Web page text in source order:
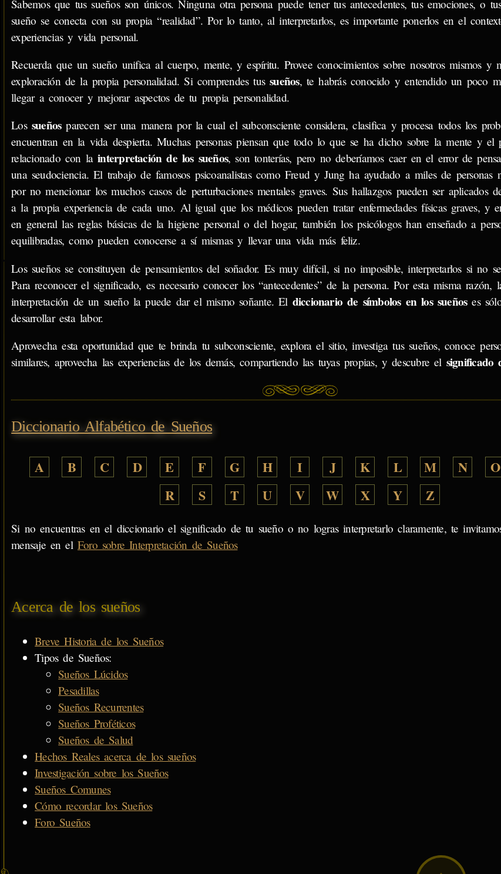
Sabemos que tus sueños son únicos. Ninguna otra persona puede tener tus antecedentes, tus emociones, o
sueño se conecta con su propia “realidad”. Por lo tanto, al interpretarlos, es importante ponerlos en el
experiencias y vida personal.
Recuerda que un sueño unifica al cuerpo, mente, y espíritu. Provee conocimientos sobre nosotros mismos y
exploración de la propia personalidad. Si comprendes tussueños, te habrás conocido y entendido un poco
llegar a conocer y mejorar aspectos de tu propia personalidad.
Los sueñosparecen ser una manera por la cual el subconsciente considera, clasifica y procesa todos los
encuentran en la vida despierta. Muchas personas piensan que todo lo que se ha dicho sobre la mente y el
relacionado con lainterpretación de los sueños, son tonterías, pero no deberíamos caer en el error de
una seudociencia. El trabajo de famosos psicoanalistas como Freud y Jung ha ayudado a miles de personas
por no mencionar los muchos casos de perturbaciones mentales graves. Sus hallazgos pueden ser aplicados
a la propia experiencia de cada uno. Al igual que los médicos pueden tratar enfermedades físicas graves, y
en general las reglas básicas de la higiene personal o del hogar, también los psicólogos han enseñado a
equilibradas, como pueden conocerse a sí mismas y llevar una vida más feliz.
Los sueños se constituyen de pensamientos del soñador. Es muy difícil, si no imposible, interpretarlos si no
Para reconocer el significado, es necesario conocer los “antecedentes” de la persona. Por esta misma razón,
interpretación de un sueño la puede dar el mismo soñante. El diccionario de símbolos en los sueñoses
desarrollar esta labor.
Aprovecha esta oportunidad que te brinda tu subconsciente, explora el sitio, investiga tus sueños, conoce
similares, aprovecha las experiencias de los demás, compartiendo las tuyas propias, y descubre el significado
Diccionario Alfabético de Sueños
A B C D E F G H I J K L M N O
R
S T U V W X Y Z
Si no encuentras en el diccionario el significado de tu sueño o no logras interpretarlo claramente, te
mensaje en el Foro sobre Interpretación de Sueños
Acerca de los sueños
Breve Historia de los Sueños
Tipos de Sueños:
Sueños Lúcidos
Pesadillas
Sueños Recurrentes
Sueños Proféticos
Sueños de Salud
Hechos Reales acerca de los sueños
Investigación sobre los Sueños
Sueños Comunes
Cómo recordar los Sueños
Foro Sueños